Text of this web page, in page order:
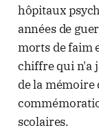
hôpitaux
années de
morts de faim
chiffre qui n'a
de la mémoire
scolaires.